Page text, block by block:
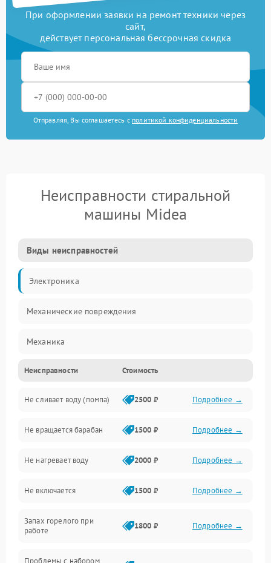
При оформлении заявки на ремонт техники через
сайт,
действует персональная бессрочная скидка
Отправляя, Вы соглашаетесь с политикой конфиденциальности
Неисправности стиральной
машины Midea
Виды неисправностей
Электроника
Механические повреждения
Механика
Электропитание
Водоснабжение
Слив
Программное обеспечение
Неисправности Стоимость
Не сливает воду (помпа) 2500 ₽ Подробнее →
Не вращается барабан 1500 ₽ Подробнее →
Не нагревает воду 2000 ₽ Подробнее →
Не включается 1500 ₽ Подробнее →
Запах горелого при
работе
1800 ₽ Подробнее →
Проблемы с набором